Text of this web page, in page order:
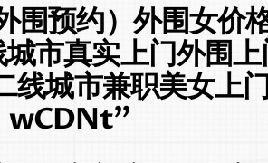
围预约）外围女价
市真实上门外围
城市兼职美女上
wCDNt”